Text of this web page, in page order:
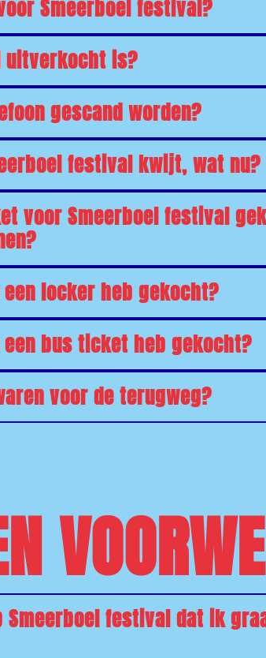
Smeerboel festival?
uitverkocht is?
gescand worden?
festival kwijt, wat nu?
voor Smeerboel festival
locker heb gekocht?
bus ticket heb gekocht?
voor de terugweg?
festival dat ik